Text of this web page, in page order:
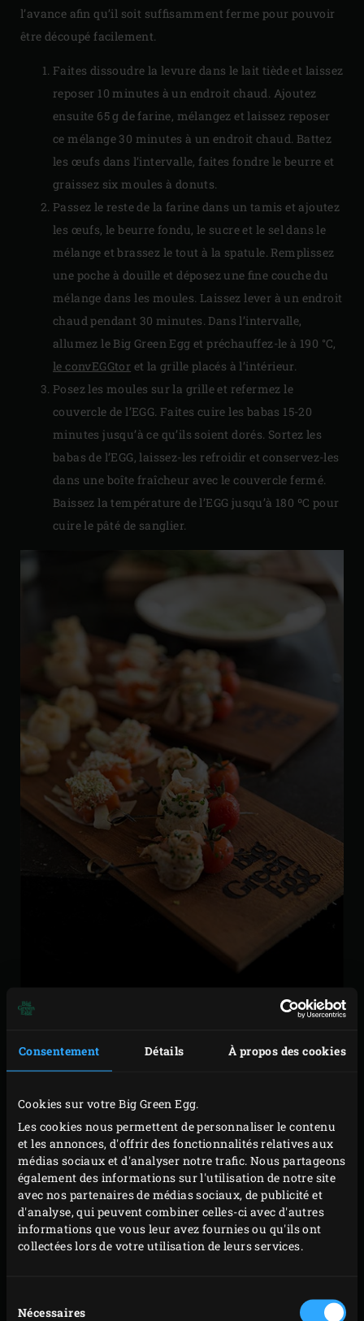
Consentement Détails À propos des cookies
Cookies sur votre Big Green Egg.
Les cookies nous permettent de personnaliser le contenu
et les annonces, d'offrir des fonctionnalités relatives aux
médias sociaux et d'analyser notre trafic. Nous partageons
également des informations sur l'utilisation de notre site
avec nos partenaires de médias sociaux, de publicité et
d'analyse, qui peuvent combiner celles-ci avec d'autres
informations que vous leur avez fournies ou qu'ils ont
collectées lors de votre utilisation de leurs services.
duNécessaires
l’avance afin qu’il soit suffisamment ferme pour pouvoir
être découpé facilement.
Faites dissoudre la levure dans le lait tiède et laissez
reposer 10 minutes à un endroit chaud. Ajoutez
ensuite 65 g de farine, mélangez et laissez reposer
ce mélange 30 minutes à un endroit chaud. Battez
les œufs dans l’intervalle, faites fondre le beurre et
graissez six moules à donuts.
Passez le reste de la farine dans un tamis et ajoutez
les œufs, le beurre fondu, le sucre et le sel dans le
mélange et brassez le tout à la spatule. Remplissez
une poche à douille et déposez une fine couche du
mélange dans les moules. Laissez lever à un endroit
chaud pendant 30 minutes. Dans l’intervalle,
allumez le Big Green Egg et préchauffez-le à 190 °C,
le convEGGtor et la grille placés à l’intérieur.
Posez les moules sur la grille et refermez le
couvercle de l’EGG. Faites cuire les babas 15-20
minutes jusqu’à ce qu’ils soient dorés. Sortez les
babas de l’EGG, laissez-les refroidir et conservez-les
dans une boîte fraîcheur avec le couvercle fermé.
Baissez la température de l’EGG jusqu’à 180 ºC pour
cuire le pâté de sanglier.
PÂTÉ DE SANGLIER (LA
Découpez en fins morceaux le collier de sanglier, le
lard et le foie de porc (ou demandez au boucher de
le passer dans une grille de hachoir de 8 mm) et
mélangez le tout. Ajoutez deux œufs à un tiers du
mélange de viande, ainsi que le cognac et le sel, et
mixez dans un robot pour obtenir une consistance
baies de genièvre et les feuilles de sauge. Ajoutez le